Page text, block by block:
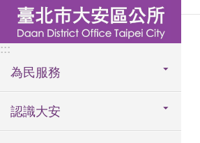
:::
為民服務
認識大安